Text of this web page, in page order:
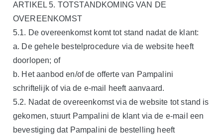
ARTIKEL 5. TOTSTANDKOMING VAN DE
OVEREENKOMST
5.1. De overeenkomst komt tot stand nadat de klant:
a. De gehele bestelprocedure via de website heeft
doorlopen; of
b. Het aanbod en/of de offerte van Pampalini
schriftelijk of via de e-mail heeft aanvaard.
5.2. Nadat de overeenkomst via de website tot stand is
gekomen, stuurt Pampalini de klant via de e-mail een
bevestiging dat Pampalini de bestelling heeft